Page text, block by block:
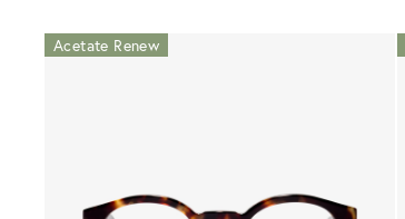
Acetate Renew